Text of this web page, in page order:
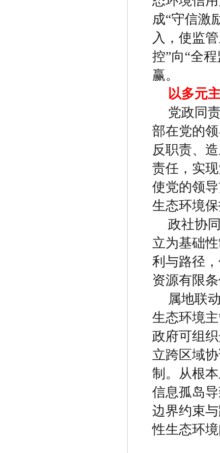
成“守信激
入，使监
控”向“全
赢。
以多元
党政同
部在党的
反职责、
责任，实
使党的领
生态环境
政社协
立为基础
利与路径
资源有限
属地联
生态环境
政府可组
立跨区域
制。从根
信息孤岛
边界约束
性生态环